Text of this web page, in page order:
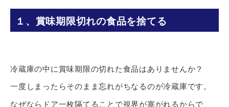
１、賞味期限切れの食品を捨てる
冷蔵庫の中に賞味期限の切れた食品はありませんか？
一度しまったらそのまま忘れがちなるのが冷蔵庫です。
なぜならドア一枚隔てることで視界が塞がれるからで